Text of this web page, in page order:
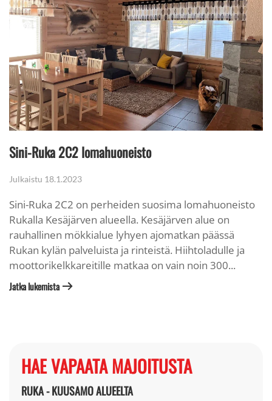
Sini-Ruka 2C2 lomahuoneisto
Julkaistu 18.1.2023
Sini-Ruka 2C2 on perheiden suosima lomahuoneisto
Rukalla Kesäjärven alueella. Kesäjärven alue on
rauhallinen mökkialue lyhyen ajomatkan päässä
Rukan kylän palveluista ja rinteistä. Hiihtoladulle ja
moottorikelkkareitille matkaa on vain noin 300...
Jatka lukemista
HAE VAPAATA MAJOITUSTA
RUKA - KUUSAMO ALUEELTA